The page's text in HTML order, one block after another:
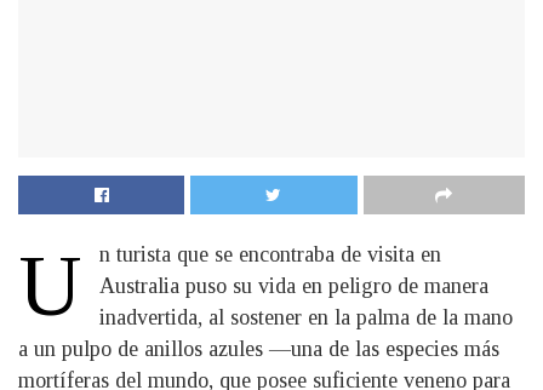
U
n turista que se encontraba de visita en
Australia puso su vida en peligro de manera
inadvertida, al sostener en la palma de la mano
a un pulpo de anillos azules —una de las especies más
mortíferas del mundo, que posee suficiente veneno para